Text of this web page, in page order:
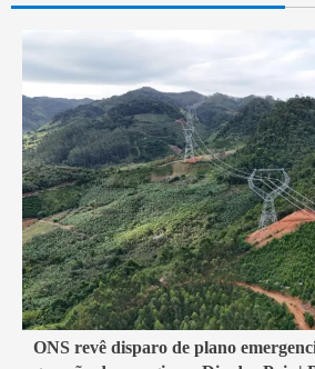
2 min read
ONS revê disparo de plano